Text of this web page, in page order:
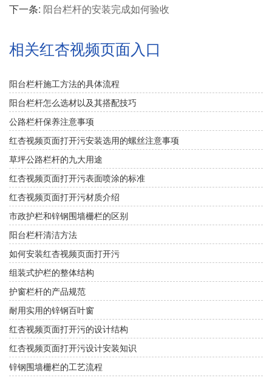
下一条: 阳台栏杆的安装完成如何验收
相关红杏视频页面入口
阳台栏杆施工方法的具体流程
阳台栏杆怎么选材以及其搭配技巧
公路栏杆保养注意事项
红杏视频页面打开污安装选用的螺丝注意事项
草坪公路栏杆的九大用途
红杏视频页面打开污表面喷涂的标准
红杏视频页面打开污材质介绍
市政护栏和锌钢围墙栅栏的区别
阳台栏杆清洁方法
如何安装红杏视频页面打开污
组装式护栏的整体结构
护窗栏杆的产品规范
耐用实用的锌钢百叶窗
红杏视频页面打开污的设计结构
红杏视频页面打开污设计安装知识
锌钢围墙栅栏的工艺流程